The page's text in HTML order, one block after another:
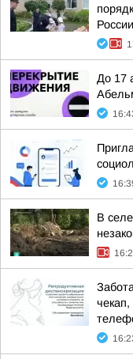
До 17
В
чекап,